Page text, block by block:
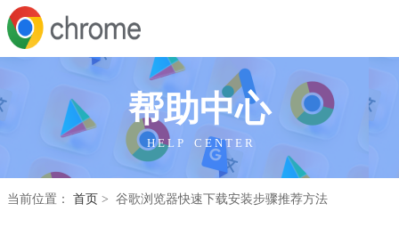
帮助中心
H E L P C E N T E R
当前位置： 首页 > 谷歌浏览器快速下载安装步骤推荐方法